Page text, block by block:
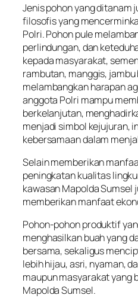
Jenis pohon yang ditanam
filosofis yang
Polri. Pohon pule
perlindungan, dan
kepada masyarakat,
rambutan, manggis, jambu
melambangkan harapan
anggota Polri mampu
berkelanjutan,
menjadi simbol kejujuran,
kebersamaan dalam
Selain memberikan
peningkatan kualitas
kawasan Mapolda Sumsel
memberikan manfaat
Pohon-pohon produktif
menghasilkan buah yang
bersama, sekaligus
lebih hijau, asri, nyaman,
maupun masyarakat yang
Mapolda Sumsel.